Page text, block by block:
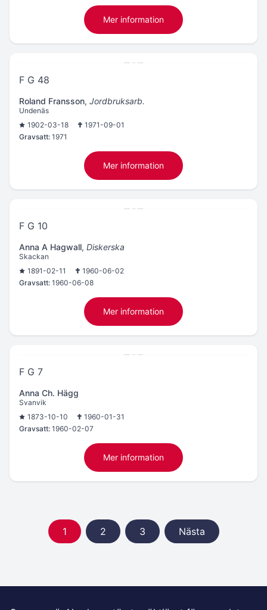
Mer information
F G 48
Roland Fransson, Jordbruksarb.
Undenäs
1902-03-18
1971-09-01
Gravsatt: 1971
Mer information
F G 10
Anna A Hagwall, Diskerska
Skackan
1891-02-11
1960-06-02
Gravsatt: 1960-06-08
Mer information
F G 7
Anna Ch. Hägg
Svanvik
1873-10-10
1960-01-31
Gravsatt: 1960-02-07
Mer information
1 2 3 Nästa